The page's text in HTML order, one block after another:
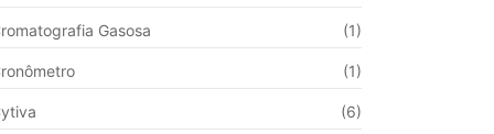
Gasosa (1)
(1)
(6)